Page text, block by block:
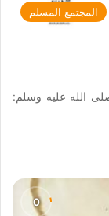
المجتمع المسلم
الله عليه وسلم: